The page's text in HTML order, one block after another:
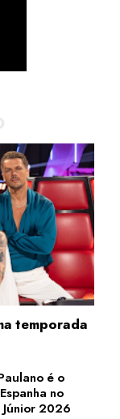
temporada
é o
no
2026